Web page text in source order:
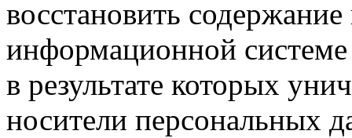
восстановить
информационной
в результате которых
носители персональных